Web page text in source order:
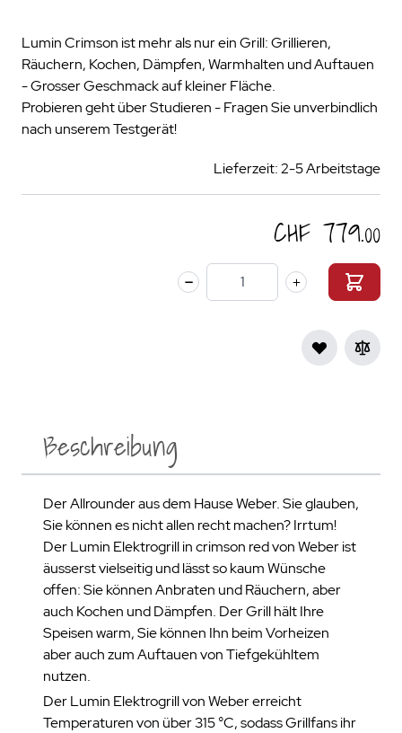
Lumin Crimson ist mehr als nur ein Grill: Grillieren,
Räuchern, Kochen, Dämpfen, Warmhalten und Auftauen
- Grosser Geschmack auf kleiner Fläche.
Probieren geht über Studieren - Fragen Sie unverbindlich
nach unserem Testgerät!
Lieferzeit: 2-5 Arbeitstage
CHF 779.00
Menge
Beschreibung
Der Allrounder aus dem Hause Weber. Sie glauben,
Sie können es nicht allen recht machen? Irrtum!
Der Lumin Elektrogrill in crimson red von Weber ist
äusserst vielseitig und lässt so kaum Wünsche
offen: Sie können Anbraten und Räuchern, aber
auch Kochen und Dämpfen. Der Grill hält Ihre
Speisen warm, Sie können Ihn beim Vorheizen
aber auch zum Auftauen von Tiefgekühltem
nutzen.
Der Lumin Elektrogrill von Weber erreicht
Temperaturen von über 315 °C, sodass Grillfans ihr